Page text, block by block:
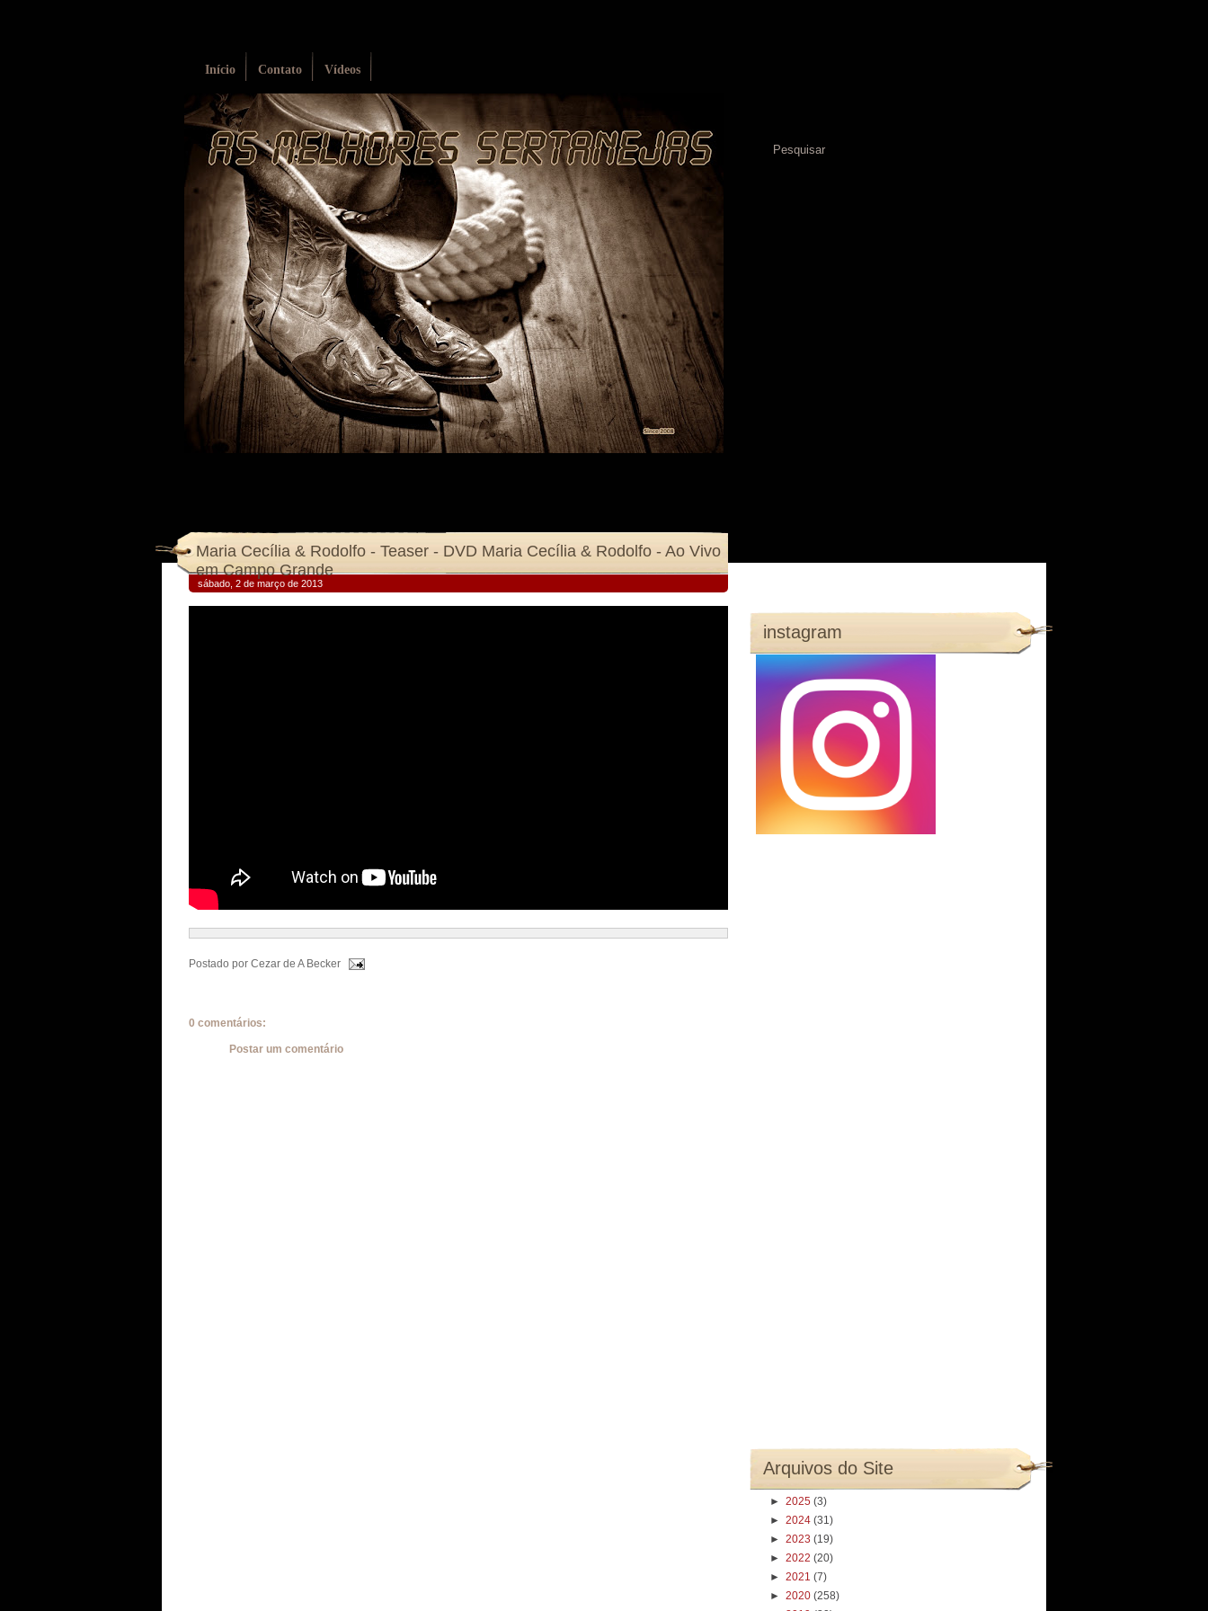
Início Contato Vídeos
Maria Cecília & Rodolfo - Teaser - DVD Maria Cecília & Rodolfo - Ao Vivo
em Campo Grande
sábado, 2 de março de 2013
Postado por Cezar de A Becker
0 comentários:
Postar um comentário
instagram
Arquivos do Site
► 2025 (3)
► 2024 (31)
► 2023 (19)
► 2022 (20)
► 2021 (7)
► 2020 (258)